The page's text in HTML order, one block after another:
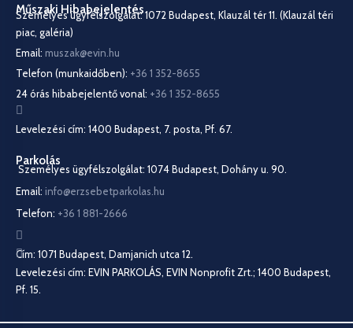
Műszaki Hibabejelentés
Személyes ügyfélszolgálat: 1072 Budapest, Klauzál tér 11. (Klauzál téri
piac, galéria)
Email: muszak@evin.hu
Telefon (munkaidőben): +36 1 352-8655
24 órás hibabejelentő vonal: +36 1 352-8655
Levelezési cím: 1400 Budapest, 7. posta, Pf. 67.
Parkolás
Személyes ügyfélszolgálat: 1074 Budapest, Dohány u. 90.
Email: info@erzsebetparkolas.hu
Telefon: +36 1 881-2666
Cím: 1071 Budapest, Damjanich utca 12.
Levelezési cím: EVIN PARKOLÁS, EVIN Nonprofit Zrt.; 1400 Budapest,
Pf. 15.